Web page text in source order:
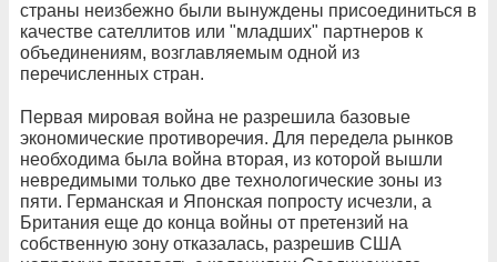
страны неизбежно были вынуждены присоединиться в
качестве сателлитов или "младших" партнеров к
объединениям, возглавляемым одной из
перечисленных стран.
Первая мировая война не разрешила базовые
экономические противоречия. Для передела рынков
необходима была война вторая, из которой вышли
невредимыми только две технологические зоны из
пяти. Германская и Японская попросту исчезли, а
Британия еще до конца войны от претензий на
собственную зону отказалась, разрешив США